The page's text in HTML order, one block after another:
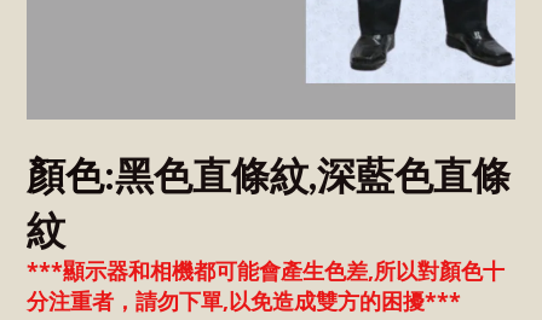
顏色:黑色直條紋,深藍色直條
紋
***顯示器和相機都可能會產生色差,所以對顏色十
分注重者，請勿下單,以免造成雙方的困擾***